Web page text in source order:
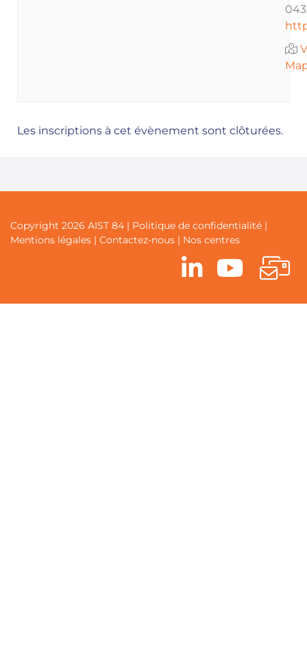
Les inscriptions à cet évènement sont clôturées.
Copyright 2026 AIST 84 | Politique de confidentialité |
Mentions légales | Contactez-nous | Nos centres